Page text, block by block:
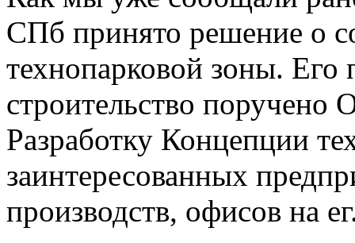
СПб принято решение о
технопарковой зоны. Его
строительство
Разработку Концепции
заинтересованных
производств, офисов на